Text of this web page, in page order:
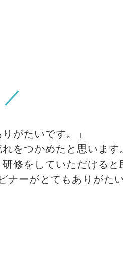
がたいです。」
をつかめたと思います
修をしていただけると
ーがとてもありがたい